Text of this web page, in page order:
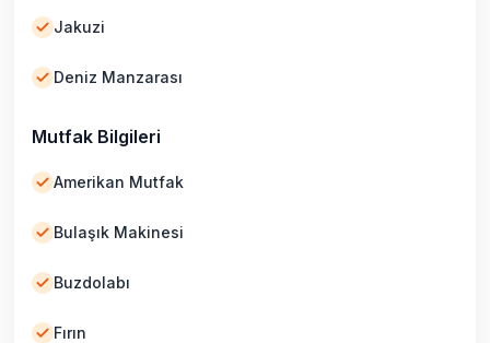
Jakuzi
Deniz Manzarası
Mutfak Bilgileri
Amerikan Mutfak
Bulaşık Makinesi
Buzdolabı
Fırın